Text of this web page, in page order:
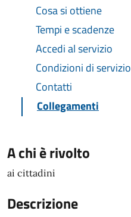
Cosa si ottiene
Tempi e scadenze
Accedi al servizio
Condizioni di servizio
Contatti
Collegamenti
A chi è rivolto
ai cittadini
Descrizione